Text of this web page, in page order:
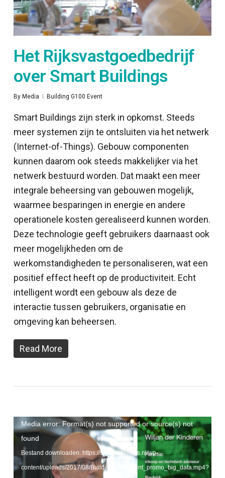
Het Rijksvastgoedbedrijf
over Smart Buildings
By Media Building G100 Event
Smart Buildings zijn sterk in opkomst. Steeds
meer systemen zijn te ontsluiten via het netwerk
(Internet-of-Things). Gebouw componenten
kunnen daarom ook steeds makkelijker via het
netwerk bestuurd worden. Dat maakt een meer
integrale beheersing van gebouwen mogelijk,
waarmee besparingen in energie en andere
operationele kosten gerealiseerd kunnen worden.
Deze technologie geeft gebruikers daarnaast ook
meer mogelijkheden om de
werkomstandigheden te personaliseren, wat een
positief effect heeft op de productiviteit. Echt
intelligent wordt een gebouw als deze de
interactie tussen gebruikers, organisatie en
omgeving kan beheersen.
Read More
Videospeler
Media error: Format(s) not supported or source(s) not
found
Bestand downloaden: https://smartbuildings.nl/wp-
content/uploads/2017/08/BuildingG100event_promo_big_data.mp4?